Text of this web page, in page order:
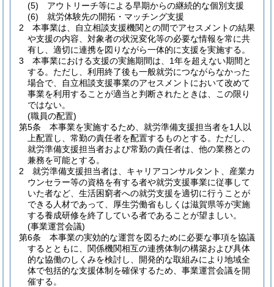
(5)
アウトリーチ等による早期からの継続的な個別支援
(6)
就労体験先の開拓・マッチング支援
2
本事業は、自立相談支援機関との間でアセスメントの結果
や支援の内容、対象者の状況変化等の必要な情報を常に共
有し、適切に連携を図りながら一体的に支援を実施する。
3
本事業における支援の実施期間は、1年を超えない期間と
する。 ただし、利用終了後も一般就労につながらなかった
場合で、自立相談支援事業のアセスメントにおいて改めて
事業を利用することが適当と判断されたときは、この限り
ではない。
(職員の配置)
第5条
本事業を実施するため、就労準備支援担当者を1人以
上配置し、常勤の責任者を配置するものとする。 ただし、
就労準備支援担当者および常勤の責任者は、他の業務との
兼務を可能とする。
2
就労準備支援担当者は、キャリアコンサルタント、産業カ
ウンセラー等の資格を有する者や就労支援事業に従事して
いた者など、生活困窮者への就労支援を適切に行うことが
できる人材であって、厚生労働省もしくは滋賀県等が実施
する養成研修を終了している者であることが望ましい。
(事業運営会議)
第6条
本事業の実効的な運営を図るために必要な事項を協議
するとともに、関係機関相互の連携体制の構築および具体
的な協働のしくみを検討し、開発的な取組みにより地域全
体で包括的な支援体制を確保するため、事業運営会議を開
催する。